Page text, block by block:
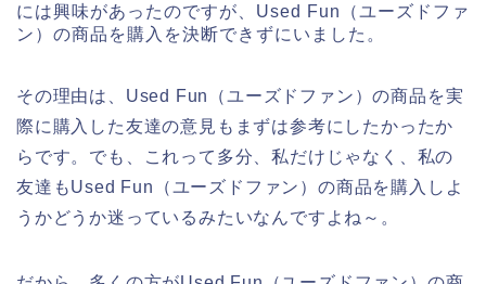
には興味があったのですが、Used Fun（ユーズドファ
ン）の商品を購入を決断できずにいました。
その理由は、Used Fun（ユーズドファン）の商品を実
際に購入した友達の意見もまずは参考にしたかったか
らです。でも、これって多分、私だけじゃなく、私の
友達もUsed Fun（ユーズドファン）の商品を購入しよ
うかどうか迷っているみたいなんですよね～。